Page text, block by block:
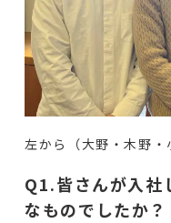
左から（大野・木野・
Q1.皆さんが入社
なものでしたか？